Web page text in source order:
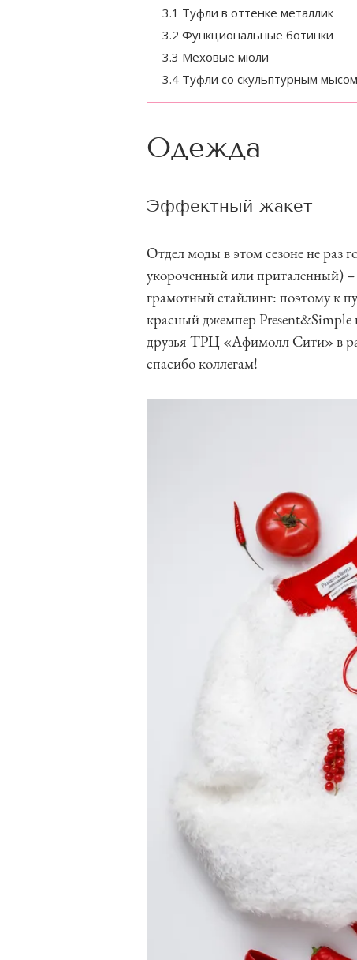
3.1 Туфли в оттенке металлик
3.2 Функциональные ботинки
3.3 Меховые мюли
3.4 Туфли со скульптурным мысом
Одежда
Эффектный жакет
Отдел моды в этом сезоне не раз
укороченный или приталенный) –
грамотный стайлинг: поэтому к
красный джемпер
друзья ТРЦ «Афимолл Сити» в
спасибо коллегам!